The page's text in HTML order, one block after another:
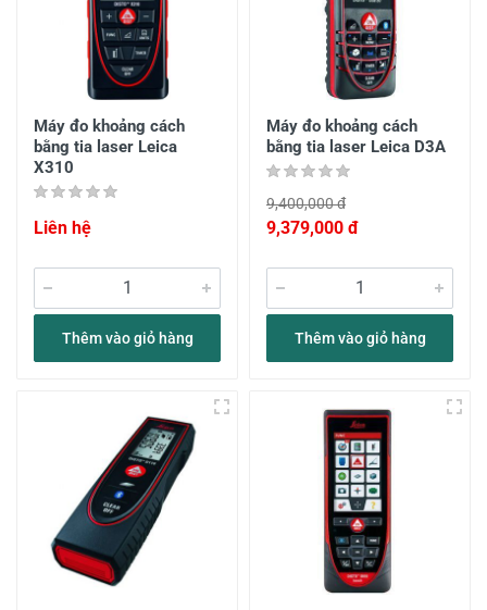
Máy đo khoảng cách
bằng tia laser Leica
X310
Liên hệ
Thêm vào giỏ hàng
Máy đo khoảng cách
bằng tia laser Leica D3A
9,400,000 đ
9,379,000 đ
Thêm vào giỏ hàng